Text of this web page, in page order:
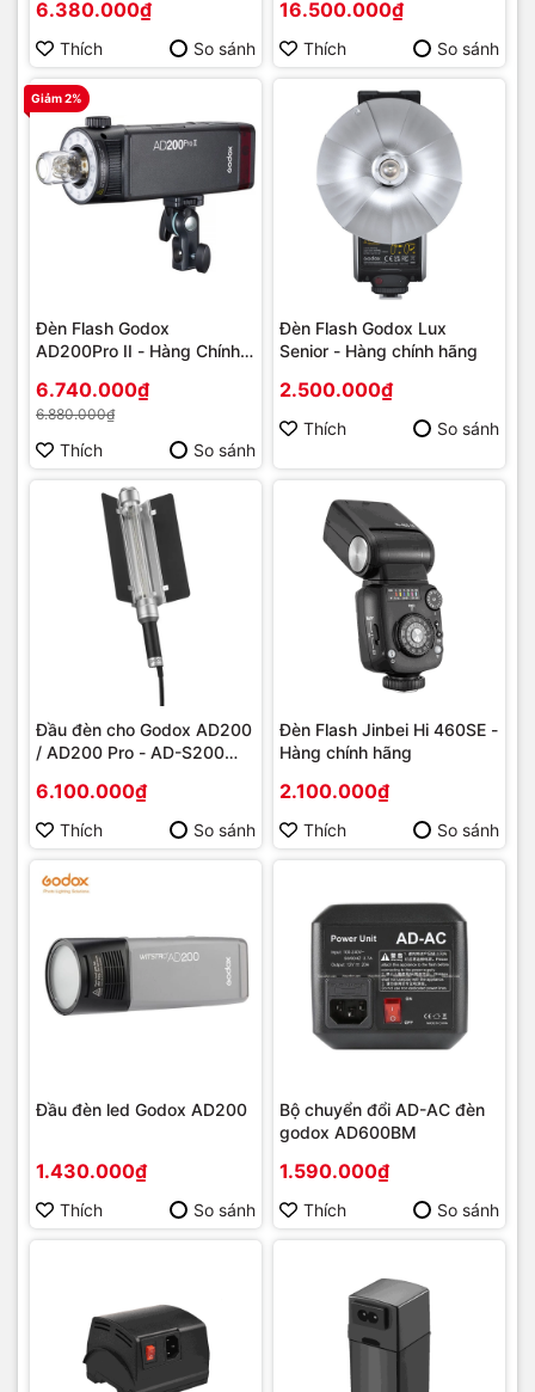
6.380.000₫
Thích So sánh
16.500.000₫
Thích So sánh
Giảm 2%
Đèn Flash Godox
AD200Pro II - Hàng Chính
6.740.000₫
6.880.000₫
Thích So sánh
Đèn Flash Godox Lux
Senior - Hàng chính hãng
2.500.000₫
Thích So sánh
Đầu đèn cho Godox AD200
/ AD200 Pro - AD-S200
6.100.000₫
Thích So sánh
Đèn Flash Jinbei Hi 460SE -
Hàng chính hãng
2.100.000₫
Thích So sánh
Đầu đèn led Godox AD200
1.430.000₫
Thích So sánh
Bộ chuyển đổi AD-AC đèn
godox AD600BM
1.590.000₫
Thích So sánh